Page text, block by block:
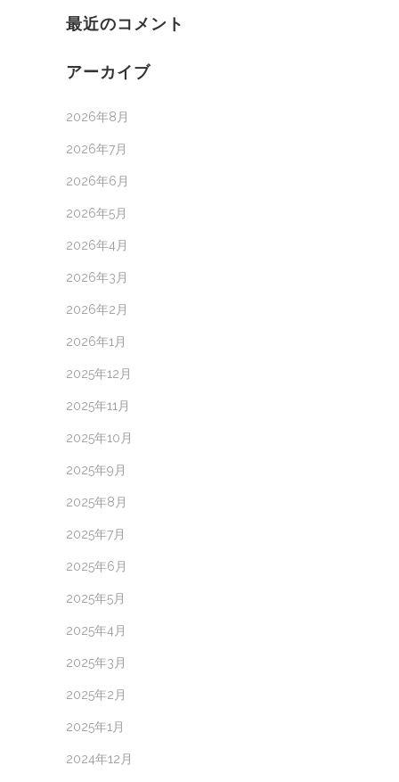
最近のコメント
アーカイブ
2026年8月
2026年7月
2026年6月
2026年5月
2026年4月
2026年3月
2026年2月
2026年1月
2025年12月
2025年11月
2025年10月
2025年9月
2025年8月
2025年7月
2025年6月
2025年5月
2025年4月
2025年3月
2025年2月
2025年1月
2024年12月